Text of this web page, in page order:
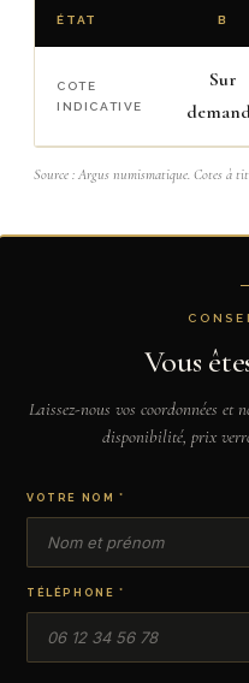
ÉTAT B
COTE
INDICATIVE
Sur
Source : Argus numismatique. Cotes à
Vous
Laissez-nous vos coordonnées et
disponibilité, prix
VOTRE NOM *
TÉLÉPHONE *